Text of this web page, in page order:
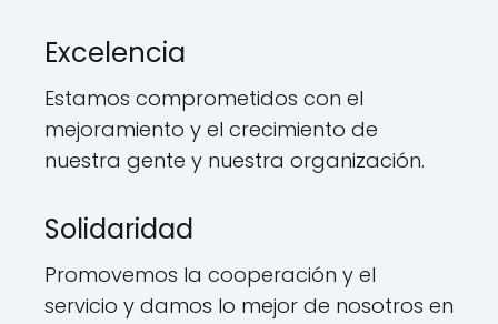
Excelencia
Estamos comprometidos con el
mejoramiento y el crecimiento de
nuestra gente y nuestra organización.
Solidaridad
Promovemos la cooperación y el
servicio y damos lo mejor de nosotros en